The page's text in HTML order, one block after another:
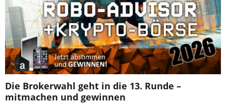
Die Brokerwahl geht in die 13. Runde –
mitmachen und gewinnen